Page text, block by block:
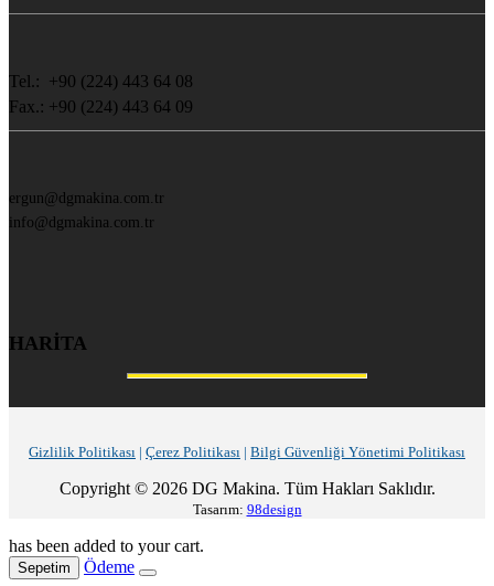
Tel.: +90 (224) 443 64 08
Fax.: +90 (224) 443 64 09
ergun@dgmakina.com.tr
info@dgmakina.com.tr
HARİTA
Gizlilik Politikası | Çerez Politikası | Bilgi Güvenliği Yönetimi Politikası
Copyright © 2026 DG Makina. Tüm Hakları Saklıdır.
Tasarım: 98design
has been added to your cart.
Sepetim Ödeme